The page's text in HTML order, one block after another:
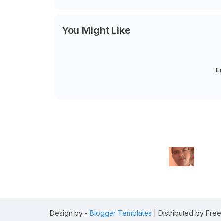
You Might Like
Design by - Blogger Templates | Distributed by